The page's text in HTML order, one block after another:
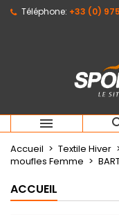
Téléphone: +33 (0)

Accueil Textile Hiver
moufles Femme
ACCUEIL
Créer une
Nom de la liste
Vous devez être
à votre liste